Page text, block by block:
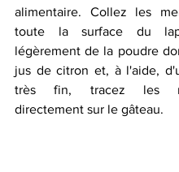
alimentaire. Collez les
toute la surface du
légèrement de la poudre
jus de citron et, à l'aide,
très fin, tracez les
directement sur le gâteau.